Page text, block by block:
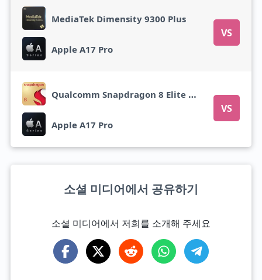
MediaTek Dimensity 9300 Plus
VS
Apple A17 Pro
Qualcomm Snapdragon 8 Elite Gen 5
VS
Apple A17 Pro
소셜 미디어에서 공유하기
소셜 미디어에서 저희를 소개해 주세요